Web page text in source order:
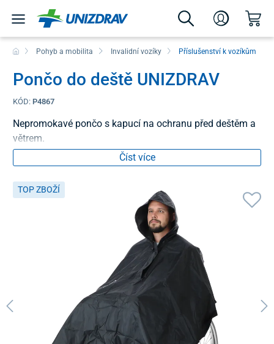
Pohyb a mobilita Invalidní vozíky Příslušenství k vozíkům
Pončo do deště UNIZDRAV
KÓD: P4867
Nepromokavé pončo s kapucí na ochranu před deštěm a
větrem.
Číst více
TOP ZBOŽÍ